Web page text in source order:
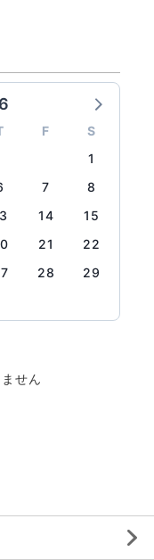
F
S
1
7
8
14
15
21
22
28
29
せん